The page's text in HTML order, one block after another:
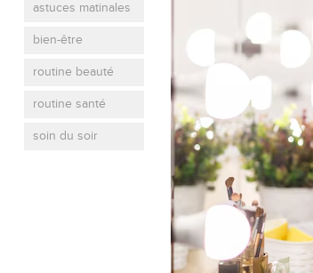
astuces matinales
bien-être
routine beauté
routine santé
soin du soir